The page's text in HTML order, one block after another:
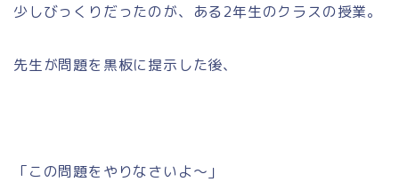
少しびっくりだったのが、ある2年生のクラスの授業。
先生が問題を黒板に提示した後、
「この問題をやりなさいよ～」